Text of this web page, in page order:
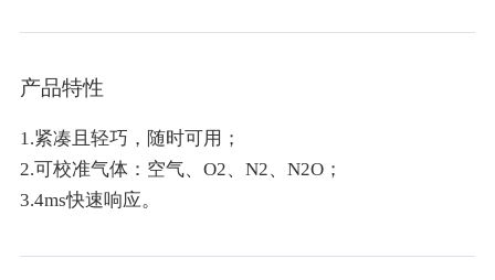
产品特性
1.紧凑且轻巧，随时可用 ；
2.可校准气体： 空气、O2、N2、N2O；
3.4ms快速响应。